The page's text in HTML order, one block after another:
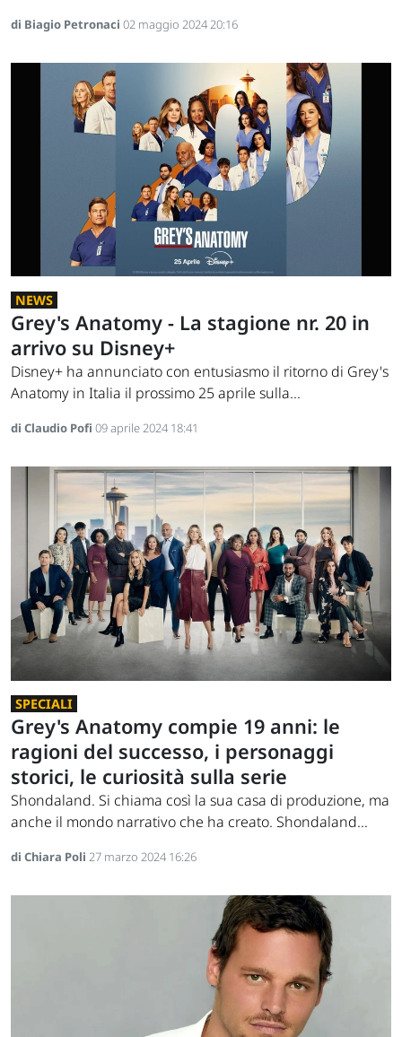
di Biagio Petronaci 02 maggio 2024 20:16
NEWS
Grey's Anatomy - La stagione nr. 20 in
arrivo su Disney+
Disney+ ha annunciato con entusiasmo il ritorno di Grey's
Anatomy in Italia il prossimo 25 aprile sulla...
di Claudio Pofi 09 aprile 2024 18:41
SPECIALI
Grey's Anatomy compie 19 anni: le
ragioni del successo, i personaggi
storici, le curiosità sulla serie
Shondaland. Si chiama così la sua casa di produzione, ma
anche il mondo narrativo che ha creato. Shondaland...
di Chiara Poli 27 marzo 2024 16:26